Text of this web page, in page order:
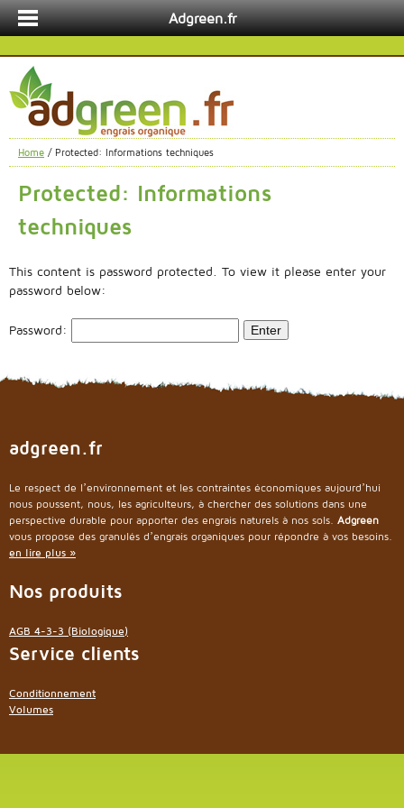
Adgreen.fr
Home / Protected: Informations techniques
Protected: Informations
techniques
This content is password protected. To view it please enter your
password below:
Password:
adgreen.fr
Le respect de l’environnement et les contraintes économiques aujourd’hui
nous poussent, nous, les agriculteurs, à chercher des solutions dans une
perspective durable pour apporter des engrais naturels à nos sols. Adgreen
vous propose des granulés d’engrais organiques pour répondre à vos besoins.
en lire plus »
Nos produits
AGB 4-3-3 (Biologique)
Service clients
Conditionnement
Volumes